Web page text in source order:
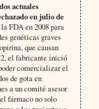
actuales
en julio de
FDA en 2008 para
genéticas graves
que causan
el fabricante inició
comercializar el
de gota en
a un comité asesor
fármaco no solo